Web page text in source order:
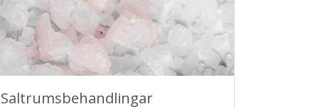
Saltrumsbehandlingar